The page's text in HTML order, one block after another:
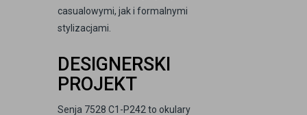
casualowymi, jak i formalnymi
stylizacjami.
DESIGNERSKI
PROJEKT
Senja 7528 C1-P242 to okulary